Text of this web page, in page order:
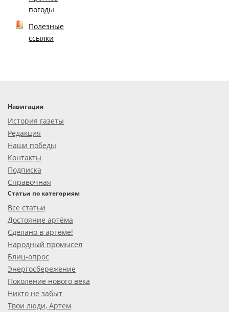
погоды
Полезные
ссылки
Навигация
История газеты
Редакция
Наши победы
Контакты
Подписка
Справочная
Статьи по категориям
Все статьи
Достояние артёма
Сделано в артёме!
Народный промысел
Блиц-опрос
Энергосбережение
Поколение нового века
Никто не забыт
Твои люди, Артем